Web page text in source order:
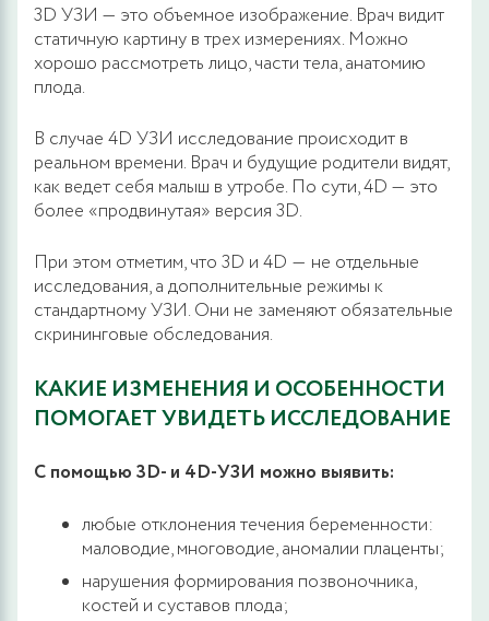
3D УЗИ — это объемное изображение. Врач видит
статичную картину в трех измерениях. Можно
хорошо рассмотреть лицо, части тела, анатомию
плода.
В случае 4D УЗИ исследование происходит в
реальном времени. Врач и будущие родители видят,
как ведет себя малыш в утробе. По сути, 4D — это
более «продвинутая» версия 3D.
При этом отметим, что 3D и 4D ― не отдельные
исследования, а дополнительные режимы к
стандартному УЗИ. Они не заменяют обязательные
скрининговые обследования.
КАКИЕ ИЗМЕНЕНИЯ И ОСОБЕННОСТИ
ПОМОГАЕТ УВИДЕТЬ ИССЛЕДОВАНИЕ
С помощью 3D- и 4D-УЗИ можно выявить:
любые отклонения течения беременности:
маловодие, многоводие, аномалии плаценты;
нарушения формирования позвоночника,
костей и суставов плода;